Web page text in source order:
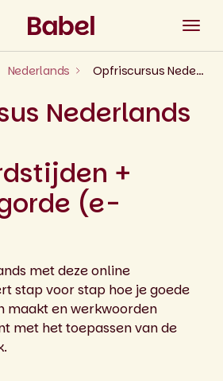
Nederlands Opfriscursus Nederlands – pakket werkwoordstijden + woordvolgorde (e-learning)
Nederlands
+
(e-
met deze online
stap voor stap hoe je goede
maakt en werkwoorden
met het toepassen van de